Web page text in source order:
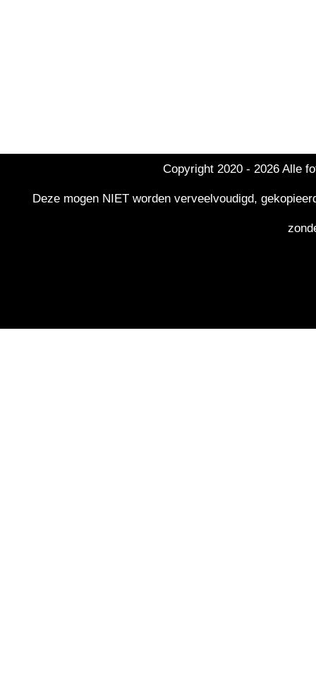
Copyright 2020 - 2026 Alle
Deze mogen NIET worden verveelvoudigd,